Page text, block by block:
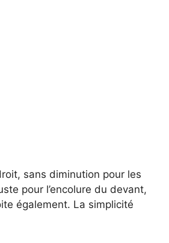
sans diminution pour les
pour l’encolure du devant,
également. La simplicité